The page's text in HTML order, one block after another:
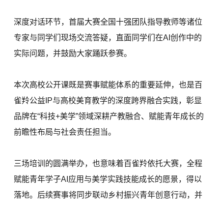
深度对话环节，首届大赛全国十强团队指导教师等诸位
专家与同学们现场交流答疑，直面同学们在AI创作中的
实际问题，并鼓励大家踊跃参赛。
本次高校公开课既是赛事赋能体系的重要延伸，也是百
雀羚公益IP与高校美育教学的深度跨界融合实践，彰显
品牌在“科技+美学”领域深耕产教融合、赋能青年成长的
前瞻性布局与社会责任担当。
三场培训的圆满举办，也意味着百雀羚依托大赛，全程
赋能青年学子AI应用与美学实践技能成长的愿景，得以
落地。后续赛事将同步联动乡村振兴青年创意行动，并